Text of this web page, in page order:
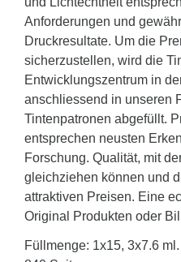
Anforderungen und
Druckresultate. Um die
sicherzustellen, wird die
Entwicklungszentrum in
anschliessend in unseren
Tintenpatronen abgefüllt.
entsprechen neusten
Forschung. Qualität, mit
gleichziehen können und
attraktiven Preisen. Eine
Original Produkten oder
Füllmenge: 1x15, 3x7.6